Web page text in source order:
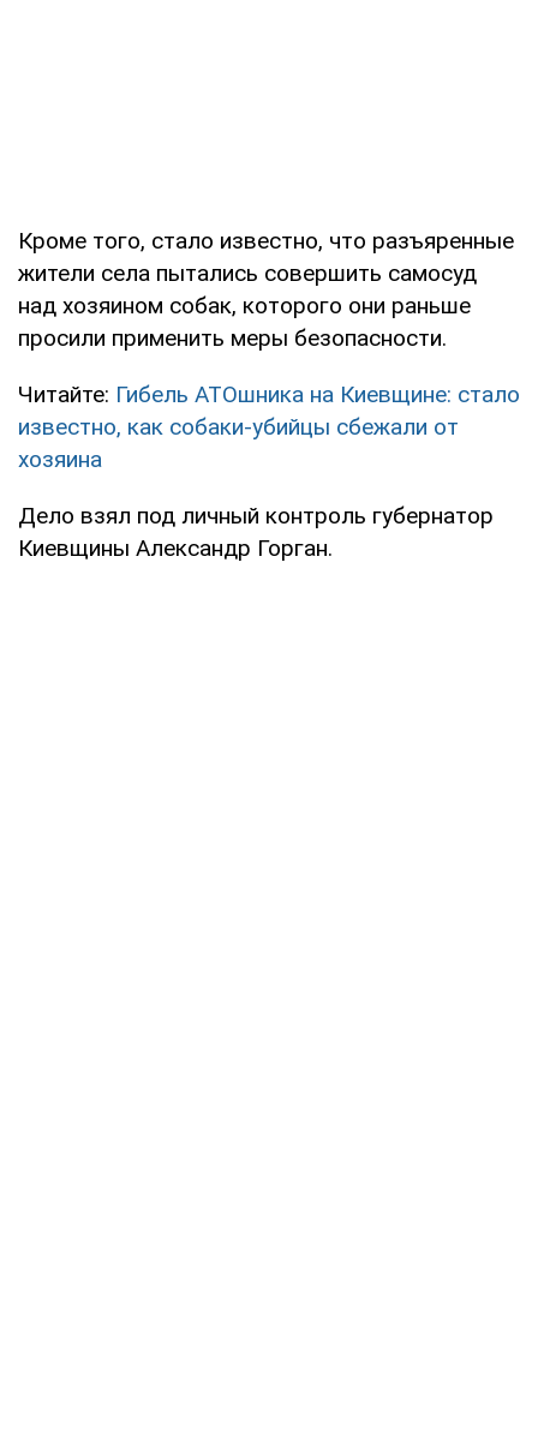
Кроме того, стало известно, что разъяренные
жители села пытались совершить самосуд
над хозяином собак, которого они раньше
просили применить меры безопасности.
Читайте: Гибель АТОшника на Киевщине: стало
известно, как собаки-убийцы сбежали от
хозяина
Дело взял под личный контроль губернатор
Киевщины Александр Горган.